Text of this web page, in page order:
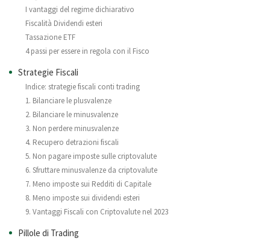
I vantaggi del regime dichiarativo
Fiscalità Dividendi esteri
Tassazione ETF
4 passi per essere in regola con il Fisco
Strategie Fiscali
Indice: strategie fiscali conti trading
1. Bilanciare le plusvalenze
2. Bilanciare le minusvalenze
3. Non perdere minusvalenze
4. Recupero detrazioni fiscali
5. Non pagare imposte sulle criptovalute
6. Sfruttare minusvalenze da criptovalute
7. Meno imposte sui Redditi di Capitale
8. Meno imposte sui dividendi esteri
9. Vantaggi Fiscali con Criptovalute nel 2023
Pillole di Trading